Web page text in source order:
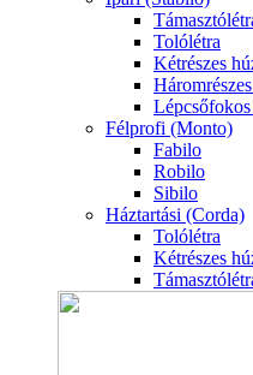
Tolólétra
Kétrészes
Lépcsőfokos
Félprofi (Monto)
Fabilo
Robilo
Sibilo
Háztartási (Corda)
Tolólétra
Kétrészes